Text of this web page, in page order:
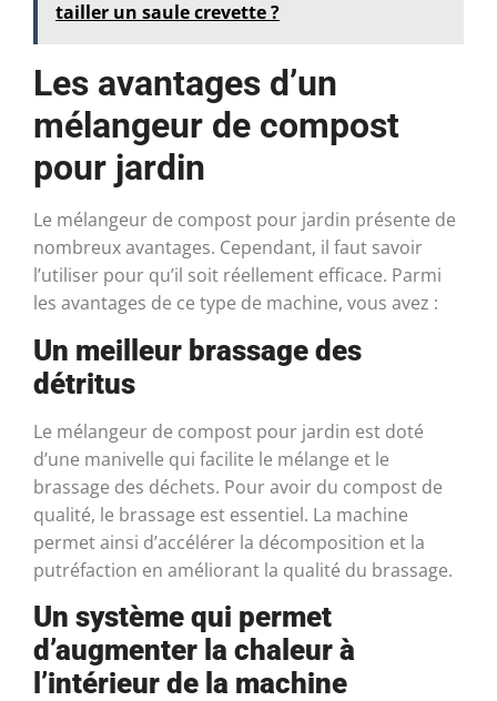
tailler un saule crevette ?
Les avantages d’un
mélangeur de compost
pour jardin
Le mélangeur de compost pour jardin présente de
nombreux avantages. Cependant, il faut savoir
l’utiliser pour qu’il soit réellement efficace. Parmi
les avantages de ce type de machine, vous avez :
Un meilleur brassage des
détritus
Le mélangeur de compost pour jardin est doté
d’une manivelle qui facilite le mélange et le
brassage des déchets. Pour avoir du compost de
qualité, le brassage est essentiel. La machine
permet ainsi d’accélérer la décomposition et la
putréfaction en améliorant la qualité du brassage.
Un système qui permet
d’augmenter la chaleur à
l’intérieur de la machine